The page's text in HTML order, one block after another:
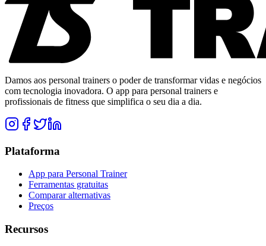
Damos aos personal trainers o poder de transformar vidas e negócios
com tecnologia inovadora. O app para personal trainers e
profissionais de fitness que simplifica o seu dia a dia.
Plataforma
App para Personal Trainer
Ferramentas gratuitas
Comparar alternativas
Preços
Recursos